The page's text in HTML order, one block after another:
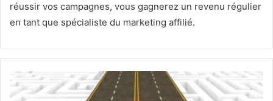
réussir vos campagnes, vous gagnerez un revenu régulier
en tant que spécialiste du marketing affilié.